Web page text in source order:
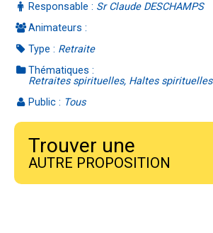
Responsable : Sr Claude DESCHAMPS
Animateurs :
Type : Retraite
Thématiques :
Retraites spirituelles, Haltes spirituelles
Public : Tous
Trouver une
AUTRE PROPOSITION